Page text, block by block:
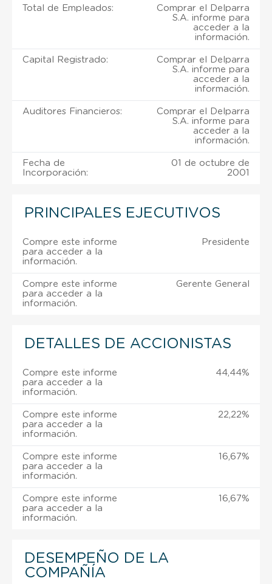
Total de Empleados:
Comprar el Delparra
S.A. informe para
acceder a la
información.
Capital Registrado:
Comprar el Delparra
S.A. informe para
acceder a la
información.
Auditores Financieros:
Comprar el Delparra
S.A. informe para
acceder a la
información.
Fecha de
Incorporación:
01 de octubre de
2001
PRINCIPALES EJECUTIVOS
Compre este informe
para acceder a la
información.
Presidente
Compre este informe
para acceder a la
información.
Gerente General
DETALLES DE ACCIONISTAS
Compre este informe
para acceder a la
información.
44,44%
Compre este informe
para acceder a la
información.
22,22%
Compre este informe
para acceder a la
información.
16,67%
Compre este informe
para acceder a la
información.
16,67%
DESEMPEÑO DE LA
COMPAÑÍA